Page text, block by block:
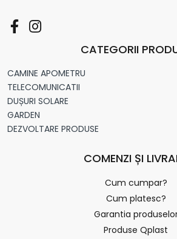
CATEGORII
CAMINE APOMETRU
TELECOMUNICATII
DUȘURI SOLARE
GARDEN
DEZVOLTARE PRODUSE
COMENZI ȘI
Cum cumpar?
Cum platesc?
Garantia
Produse Qplast